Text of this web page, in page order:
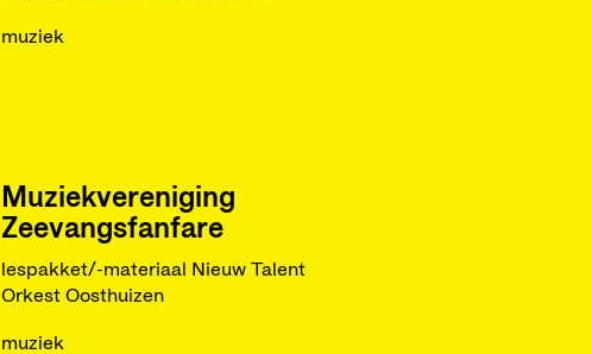
muziek
Muziekvereniging
Zeevangsfanfare
lespakket/-materiaal Nieuw Talent
Orkest Oosthuizen
muziek